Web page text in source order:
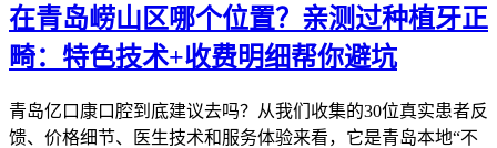
在青岛崂山区哪个位置？亲测过种植牙正
畸：特色技术+收费明细帮你避坑
青岛亿口康口腔到底建议去吗？从我们收集的30位真实患者反
馈、价格细节、医生技术和服务体验来看，它是青岛本地“不